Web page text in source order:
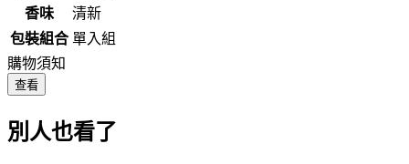
香味
清新
包裝組合 單入組
購物須知
查看
別人也看了